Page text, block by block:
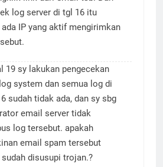
log server di tgl 16 itu
IP yang aktif mengirimkan
19 sy lakukan pengecekan
system dan semua log di
sudah tidak ada, dan sy sbg
email server tidak
log tersebut. apakah
email spam tersebut
disusupi trojan.?